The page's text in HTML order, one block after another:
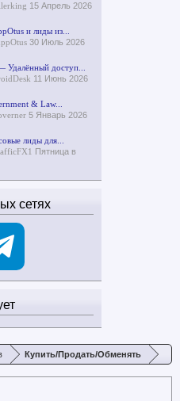
15 Апрель 2026
и лиды из...
30 Июль 2026
доступ...
11 Июнь 2026
& Law...
5 Январь 2026
лиды для...
Пятница в
сетях
Купить/Продать/Обменять